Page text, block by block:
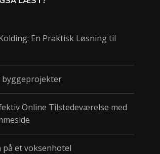
En Praktisk Løsning til
byggeprojekter
Online Tilstedeværelse med
på et voksenhotel